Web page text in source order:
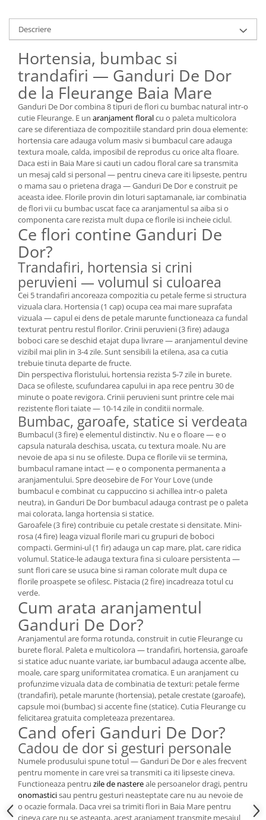
Descriere
Hortensia, bumbac si
trandafiri — Ganduri De Dor
de la Fleurange Baia Mare
Ganduri De Dor combina 8 tipuri de flori cu bumbac natural intr-o
cutie Fleurange. E un aranjament floralcu o paleta multicolora
care se diferentiaza de compozitiile standard prin doua elemente:
hortensia care adauga volum masiv si bumbacul care adauga
textura moale, calda, imposibil de reprodus cu orice alta floare.
Daca esti in Baia Mare si cauti un cadou floral care sa transmita
un mesaj cald si personal — pentru cineva care iti lipseste, pentru
o mama sau o prietena draga — Ganduri De Dor e construit pe
aceasta idee. Florile provin din loturi saptamanale, iar combinatia
de flori vii cu bumbac uscat face ca aranjamentul sa aiba si o
componenta care rezista mult dupa ce florile isi incheie ciclul.
Ce flori contine Ganduri De
Dor?
Trandafiri, hortensia si crini
peruvieni — volumul si culoarea
Cei 5 trandafiri ancoreaza compozitia cu petale ferme si structura
vizuala clara. Hortensia (1 cap) ocupa cea mai mare suprafata
vizuala — capul ei dens de petale marunte functioneaza ca fundal
texturat pentru restul florilor. Crinii peruvieni (3 fire) adauga
boboci care se deschid etajat dupa livrare — aranjamentul devine
vizibil mai plin in 3-4 zile. Sunt sensibili la etilena, asa ca cutia
trebuie tinuta departe de fructe.
Din perspectiva floristului, hortensia rezista 5-7 zile in burete.
Daca se ofileste, scufundarea capului in apa rece pentru 30 de
minute o poate revigora. Crinii peruvieni sunt printre cele mai
rezistente flori taiate — 10-14 zile in conditii normale.
Bumbac, garoafe, statice si verdeata
Bumbacul (3 fire) e elementul distinctiv. Nu e o floare — e o
capsula naturala deschisa, uscata, cu textura moale. Nu are
nevoie de apa si nu se ofileste. Dupa ce florile vii se termina,
bumbacul ramane intact — e o componenta permanenta a
aranjamentului. Spre deosebire de For Your Love (unde
bumbacul e combinat cu cappuccino si achillea intr-o paleta
neutra), in Ganduri De Dor bumbacul adauga contrast pe o paleta
mai colorata, langa hortensia si statice.
Garoafele (3 fire) contribuie cu petale crestate si densitate. Mini-
rosa (4 fire) leaga vizual florile mari cu grupuri de boboci
compacti. Germini-ul (1 fir) adauga un cap mare, plat, care ridica
volumul. Statice-le adauga textura fina si culoare persistenta —
sunt flori care se usuca bine si raman colorate mult dupa ce
florile proaspete se ofilesc. Pistacia (2 fire) incadreaza totul cu
verde.
Cum arata aranjamentul
Ganduri De Dor?
Aranjamentul are forma rotunda, construit in cutie Fleurange cu
burete floral. Paleta e multicolora — trandafiri, hortensia, garoafe
si statice aduc nuante variate, iar bumbacul adauga accente albe,
moale, care sparg uniformitatea cromatica. E un aranjament cu
profunzime vizuala data de combinatia de texturi: petale ferme
(trandafiri), petale marunte (hortensia), petale crestate (garoafe),
capsule moi (bumbac) si accente fine (statice). Cutia Fleurange cu
felicitarea gratuita completeaza prezentarea.
Cand oferi Ganduri De Dor?
Cadou de dor si gesturi personale
Numele produsului spune totul — Ganduri De Dor e ales frecvent
pentru momente in care vrei sa transmiti ca iti lipseste cineva.
Functioneaza pentru zile de nastereale persoanelor dragi, pentru
onomasticisau pentru gesturi neasteptate care nu au nevoie de
o ocazie formala. Daca vrei sa trimiti flori in Baia Mare pentru
cineva care nu se asteapta, acest aranjament transmite mesajul